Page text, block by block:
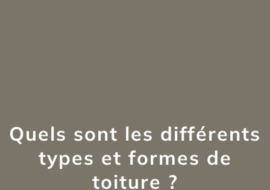
Quels sont les différents
types et formes de
toiture ?